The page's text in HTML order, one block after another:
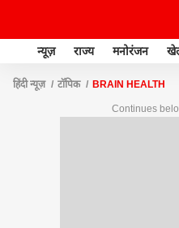
न्यूज़ राज्य मनोरंजन
हिंदी न्यूज़ टॉपिक BRAIN HEALTH
Continues